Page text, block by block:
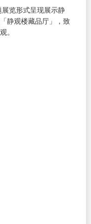
览形式呈现展示静
静观楼藏品厅」，致
。